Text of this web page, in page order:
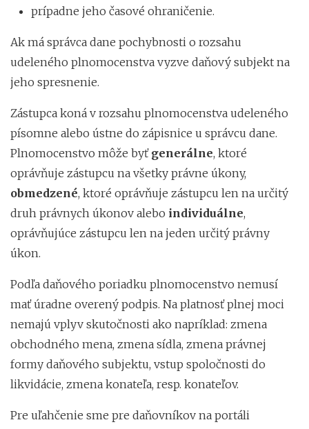
prípadne jeho časové ohraničenie.
Ak má správca dane pochybnosti o rozsahu
udeleného plnomocenstva vyzve daňový subjekt na
jeho spresnenie.
Zástupca koná v rozsahu plnomocenstva udeleného
písomne alebo ústne do zápisnice u správcu dane.
Plnomocenstvo môže byť generálne, ktoré
oprávňuje zástupcu na všetky právne úkony,
obmedzené, ktoré oprávňuje zástupcu len na určitý
druh právnych úkonov alebo individuálne,
oprávňujúce zástupcu len na jeden určitý právny
úkon.
Podľa daňového poriadku plnomocenstvo nemusí
mať úradne overený podpis. Na platnosť plnej moci
nemajú vplyv skutočnosti ako napríklad: zmena
obchodného mena, zmena sídla, zmena právnej
formy daňového subjektu, vstup spoločnosti do
likvidácie, zmena konateľa, resp. konateľov.
Pre uľahčenie sme pre daňovníkov na portáli